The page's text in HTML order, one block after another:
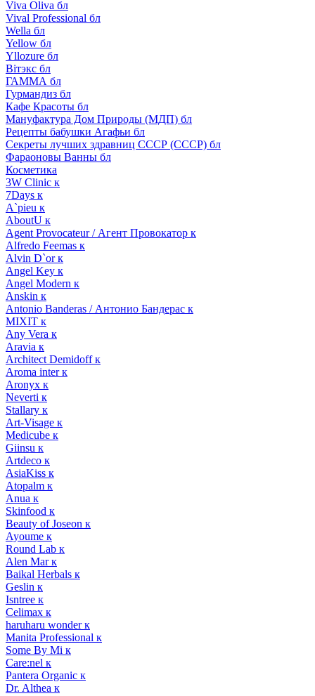
Viva Oliva бл
Vival Professional бл
Wella бл
Yellow бл
Yllozure бл
Вiтэкс бл
ГАММА бл
Гурмандиз бл
Кафе Красоты бл
Мануфактура Дом Природы (МДП) бл
Рецепты бабушки Агафьи бл
Секреты лучших здравниц СССР (СССР) бл
Фараоновы Ванны бл
Косметика
3W Clinic к
7Days к
A`pieu к
AboutU к
Agent Provocateur / Агент Провокатор к
Alfredo Feemas к
Alvin D`or к
Angel Key к
Angel Modern к
Anskin к
Antonio Banderas / Антонио Бандерас к
MIXIT к
Any Vera к
Aravia к
Architect Demidoff к
Aroma inter к
Aronyx к
Neverti к
Stallary к
Art-Visage к
Medicube к
Giinsu к
Artdeco к
AsiaKiss к
Atopalm к
Anua к
Skinfood к
Beauty of Joseon к
Ayoume к
Round Lab к
Alen Mar к
Baikal Herbals к
Geslin к
Isntree к
Celimax к
haruharu wonder к
Manita Professional к
Some By Mi к
Care:nel к
Pantera Organic к
Dr. Althea к